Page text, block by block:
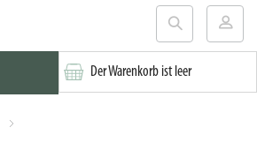
Der Warenkorb ist leer